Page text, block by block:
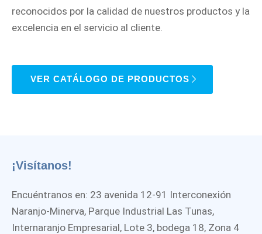
reconocidos por la calidad de nuestros productos y la
excelencia en el servicio al cliente.
VER CATÁLOGO DE PRODUCTOS
¡Visítanos!
Encuéntranos en: 23 avenida 12-91 Interconexión
Naranjo-Minerva, Parque Industrial Las Tunas,
Internaranjo Empresarial, Lote 3, bodega 18, Zona 4